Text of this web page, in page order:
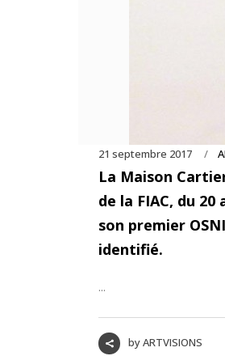
21 septembre 2017
La Maison
de la FIAC, du 20
son premier
identifié.
...
byARTVISIONS